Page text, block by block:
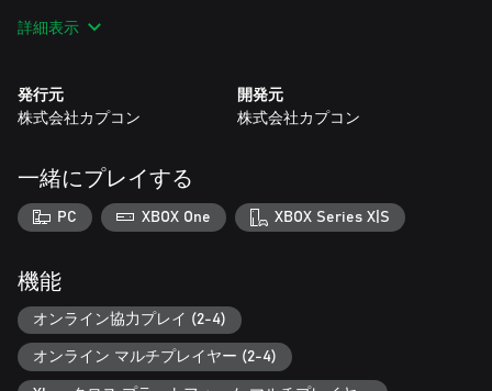
魅力的な世界観の中で、新たなアクション、新たなモンスタ
詳細表示
発行元
株式会社カプコン
開発元
株式会社カプコン
一緒にプレイする
PC XBOX One XBOX Series X|S
機能
オンライン協力プレイ (2-4)
オンライン マルチプレイヤー (2-4)